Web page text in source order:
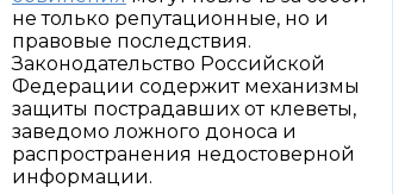
не только репутационные, но и
правовые последствия.
Законодательство Российской
Федерации содержит механизмы
защиты пострадавших от клеветы,
заведомо ложного доноса и
распространения недостоверной
информации.